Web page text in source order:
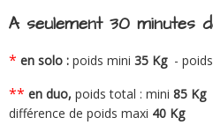
A seulement 30 minutes
* en solo : poids mini 35 Kg -
** en duo, poids total : mini 85 Kg
différence de poids maxi 40 Kg